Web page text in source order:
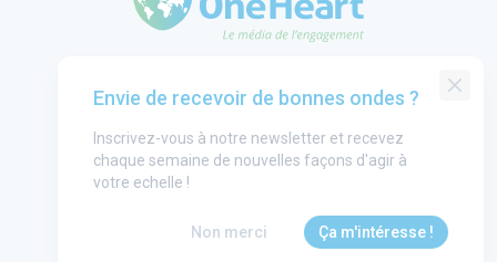
Groupe One Heart
Annonceurs
Mentions légales
Envie de recevoir de bonnes ondes ?
Inscrivez-vous à notre newsletter et recevez
chaque semaine de nouvelles façons d'agir à
votre echelle !
Non merci Ça m'intéresse !